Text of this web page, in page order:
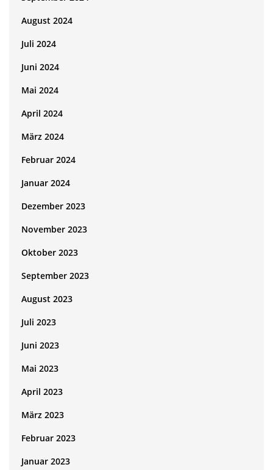
August 2024
Juli 2024
Juni 2024
Mai 2024
April 2024
März 2024
Februar 2024
Januar 2024
Dezember 2023
November 2023
Oktober 2023
September 2023
August 2023
Juli 2023
Juni 2023
Mai 2023
April 2023
März 2023
Februar 2023
Januar 2023